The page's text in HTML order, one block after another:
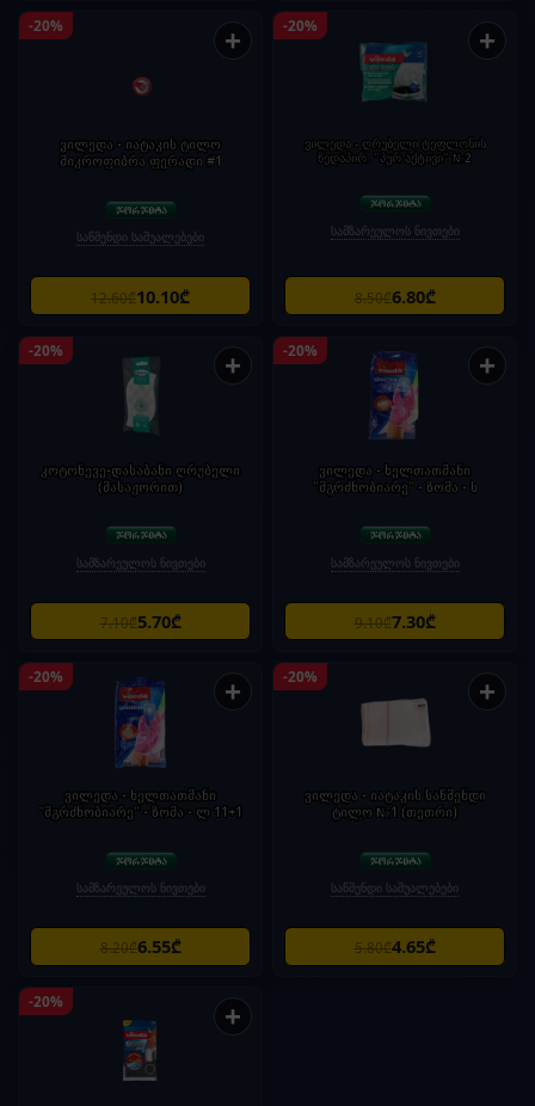
-20% +
ვილედა - იატაკის ტილო
მიკროფიბრა ფერადი #1
საწმენდი საშუალებები
12.60₾10.10₾
-20% +
ვილედა - ღრუბელი ტეფლონის
ზედაპირ. "პურ აქტივი" №2
სამზარეულოს ნივთები
8.50₾6.80₾
-20% +
კოტონევე-დასაბანი ღრუბელი
(მასაჟორით)
სამზარეულოს ნივთები
7.10₾5.70₾
-20% +
ვილედა - ხელთათმანი
"მგრძნობიარე" - ზომა - ს
სამზარეულოს ნივთები
9.10₾7.30₾
-20% +
ვილედა - ხელთათმანი
"მგრძნობიარე" - ზომა - ლ 11+1
სამზარეულოს ნივთები
8.20₾6.55₾
-20% +
ვილედა - იატაკის საწმენდი
ტილო №1 (თეთრი)
საწმენდი საშუალებები
5.80₾4.65₾
-20% +